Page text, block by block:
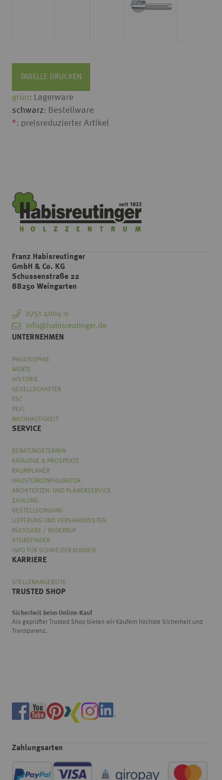
TABELLE DRUCKEN
grün: Lagerware
schwarz: Bestellware
*: preisreduzierter Artikel
Franz Habisreutinger
GmbH & Co. KG
Schussenstraße 22
88250 Weingarten
0751 4004-0
info@habisreutinger.de
UNTERNEHMEN
PHILOSOPHIE
WERTE
HISTORIE
GESELLSCHAFTER
FSC
PEFC
NACHHALTIGKEIT
SERVICE
BERATUNGSTERMIN
KATALOGE & PROSPEKTE
RAUMPLANER
HAUSTÜRKONFIGURATOR
ARCHITEKTEN- UND PLANERSERVICE
ZAHLUNG
BESTELLVORGANG
LIEFERUNG UND VERSANDKOSTEN
RÜCKGABE / WIDERRUF
STOREFINDER
INFO FÜR SCHWEIZER KUNDEN
KARRIERE
STELLENANGEBOTE
TRUSTED SHOP
Sicherheit beim Online-Kauf
Als geprüfter Trusted Shop bieten wir Käufern höchste Sicherheit und
Transparenz.
Zahlungsarten